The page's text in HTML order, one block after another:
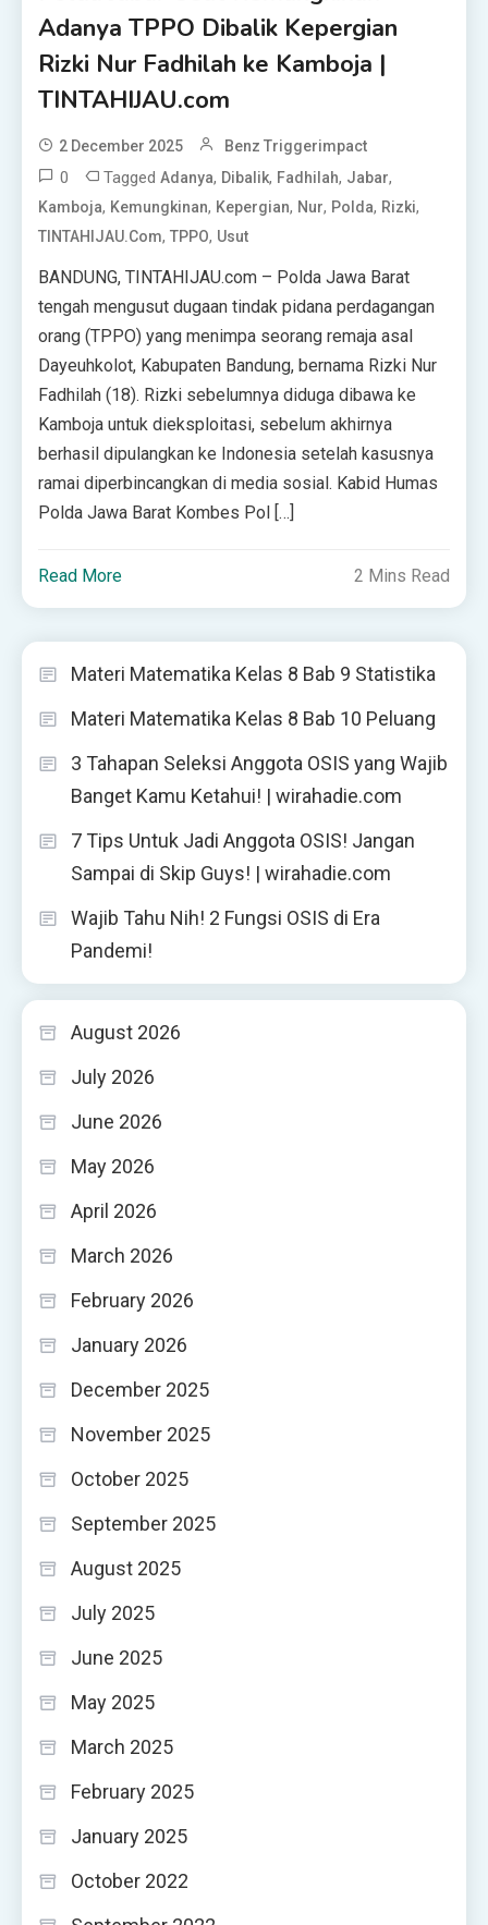
Adanya TPPO Dibalik Kepergian
Rizki Nur Fadhilah ke Kamboja |
TINTAHIJAU.com
2 December 2025 Benz Triggerimpact
0 TaggedAdanya, Dibalik, Fadhilah, Jabar,
Kamboja, Kemungkinan, Kepergian, Nur, Polda, Rizki,
TINTAHIJAU.com,TPPO, Usut
BANDUNG, TINTAHIJAU.com – Polda Jawa Barat
tengah mengusut dugaan tindak pidana perdagangan
orang (TPPO) yang menimpa seorang remaja asal
Dayeuhkolot, Kabupaten Bandung, bernama Rizki Nur
Fadhilah (18). Rizki sebelumnya diduga dibawa ke
Kamboja untuk dieksploitasi, sebelum akhirnya
berhasil dipulangkan ke Indonesia setelah kasusnya
ramai diperbincangkan di media sosial. Kabid Humas
Polda Jawa Barat Kombes Pol […]
Read More 2 Mins Read
Materi Matematika Kelas 8 Bab 9 Statistika
Materi Matematika Kelas 8 Bab 10 Peluang
3 Tahapan Seleksi Anggota OSIS yang Wajib
Banget Kamu Ketahui! | wirahadie.com
7 Tips Untuk Jadi Anggota OSIS! Jangan
Sampai di Skip Guys! | wirahadie.com
Wajib Tahu Nih! 2 Fungsi OSIS di Era
Pandemi!
August 2026
July 2026
June 2026
May 2026
April 2026
March 2026
February 2026
January 2026
December 2025
November 2025
October 2025
September 2025
August 2025
July 2025
June 2025
May 2025
March 2025
February 2025
January 2025
October 2022